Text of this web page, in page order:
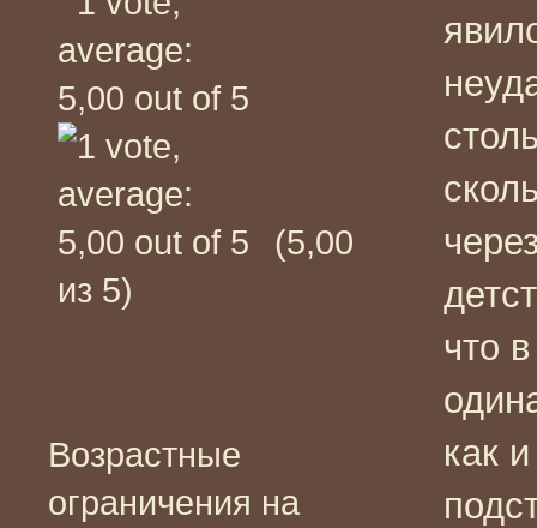
(5,00
из 5)
Возрастные
ограничения на
что
как